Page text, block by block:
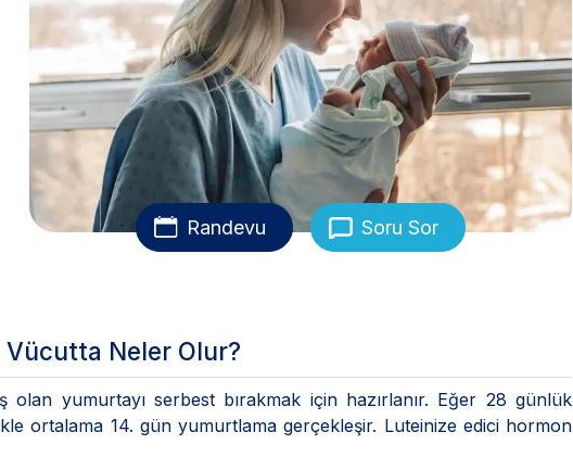
Randevu Soru Sor
Vücutta Neler Olur?
olan yumurtayı serbest bırakmak için hazırlanır. Eğer 28 günlük
ortalama 14. gün yumurtlama gerçekleşir. Luteinize edici hormon